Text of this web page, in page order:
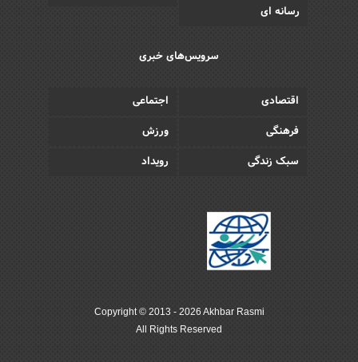
رسانه ای
سرویس‌های خبری
اقتصادی
اجتماعی
فرهنگی
ورزش
سبک زندگی
رویداد
Copyright © 2013 - 2026 Akhbar Rasmi
All Rights Reserved